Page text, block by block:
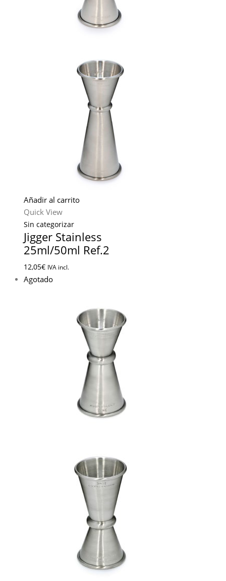
Añadir al carrito
Quick View
Sin categorizar
Jigger Stainless
25ml/50ml Ref.2
12,05€ IVA incl.
Agotado